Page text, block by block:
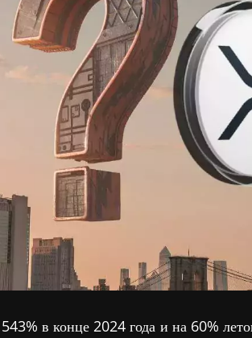
в конце 2024 года и на 60%